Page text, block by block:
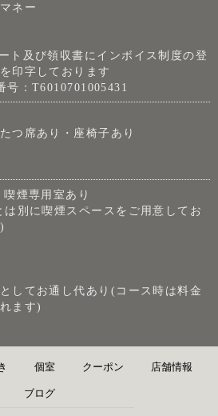
ネー
ト及び領収書にインボイス制度の登
印字しております
号：T6010701005431
つ席あり・座椅子あり
煙専用室あり
は別に喫煙スペースをご用意してお
してお通し代あり(コース時は料金
ます)
個室 クーポン 店舗情報
ブログ